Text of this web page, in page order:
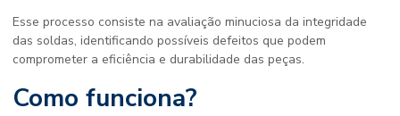
Esse processo consiste na avaliação minuciosa da integridade
das soldas, identificando possíveis defeitos que podem
comprometer a eficiência e durabilidade das peças.
Como funciona?